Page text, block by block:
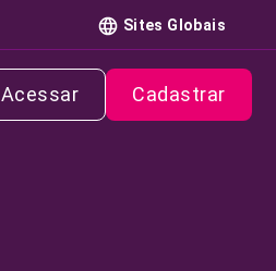
Sites Globais
Acessar Cadastrar